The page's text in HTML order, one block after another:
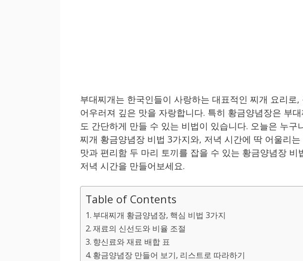
부대찌개는 한국인들이 사랑하는 대표적인 찌개 요리로
어우러져 깊은 맛을 자랑합니다. 특히 황금양념장은 부
도 간단하게 만들 수 있는 비법이 있습니다. 오늘은 누구
찌개 황금양념장 비법 3가지와, 저녁 시간에 딱 어울리
맛과 편리함 두 마리 토끼를 잡을 수 있는 황금양념장 비
저녁 시간을 만들어보세요.
Table of Contents
부대찌개 황금양념장, 핵심 비법 3가지
재료의 신선도와 비율 조절
향신료와 재료 배합 표
황금양념장 만들어 보기, 리스트로 따라하기